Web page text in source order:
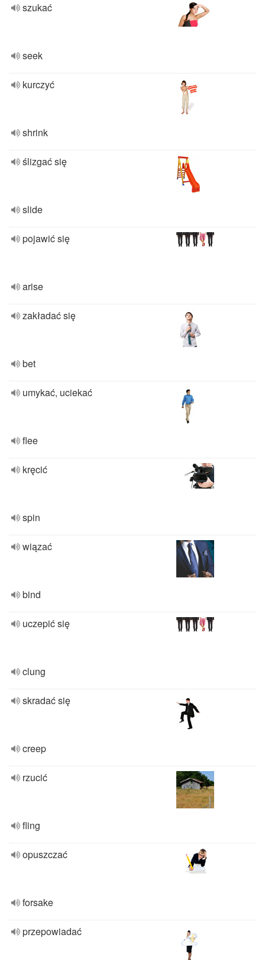
szukać
seek
kurczyć
shrink
ślizgać się
slide
pojawić się
arise
zakładać się
bet
umykać, uciekać
flee
kręcić
spin
wiązać
bind
uczepić się
clung
skradać się
creep
rzucić
fling
opuszczać
forsake
przepowiadać